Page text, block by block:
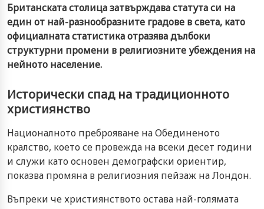
Британската столица затвърждава статута си на
един от най-разнообразните градове в света, като
официалната статистика отразява дълбоки
структурни промени в религиозните убеждения на
нейното население.
Исторически спад на традиционното
християнство
Националното преброяване на Обединеното
кралство, което се провежда на всеки десет години
и служи като основен демографски ориентир,
показва промяна в религиозния пейзаж на Лондон.
Въпреки че християнството остава най-голямата